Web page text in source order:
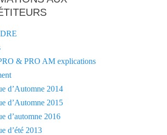
& PRO AM explications
d’Automne 2014
d’Automne 2015
d’automne 2016
d’été 2013